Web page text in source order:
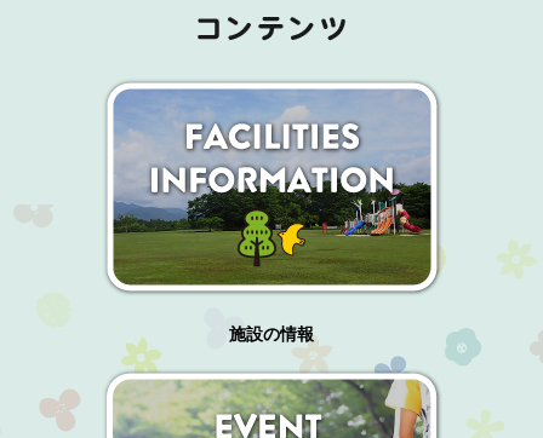
施設の情報